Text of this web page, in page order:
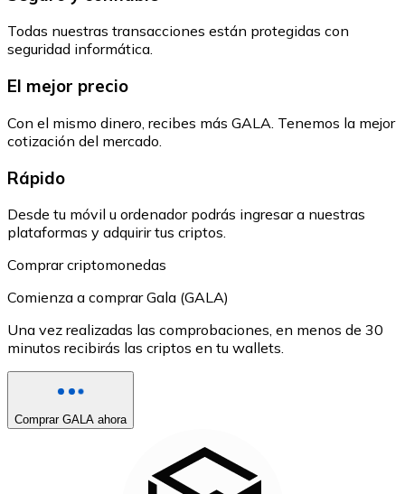
Todas nuestras transacciones están protegidas con
seguridad informática.
El mejor precio
Con el mismo dinero, recibes más GALA. Tenemos la mejor
cotización del mercado.
Rápido
Desde tu móvil u ordenador podrás ingresar a nuestras
plataformas y adquirir tus criptos.
Comprar criptomonedas
Comienza a comprar Gala (GALA)
Una vez realizadas las comprobaciones, en menos de 30
minutos recibirás las criptos en tu wallets.
Comprar GALA ahora